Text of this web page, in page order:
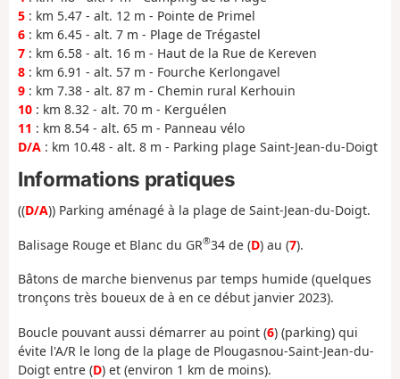
5 : km 5.47 - alt. 12 m - Pointe de Primel
6 : km 6.45 - alt. 7 m - Plage de Trégastel
7 : km 6.58 - alt. 16 m - Haut de la Rue de Kereven
8 : km 6.91 - alt. 57 m - Fourche Kerlongavel
9 : km 7.38 - alt. 87 m - Chemin rural Kerhouin
10 : km 8.32 - alt. 70 m - Kerguélen
11 : km 8.54 - alt. 65 m - Panneau vélo
D/A : km 10.48 - alt. 8 m - Parking plage Saint-Jean-du-Doigt
Informations pratiques
((D/A)) Parking aménagé à la plage de Saint-Jean-du-Doigt.
Balisage Rouge et Blanc du GR®34 de (D) au (7).
Bâtons de marche bienvenus par temps humide (quelques
tronçons très boueux de à en ce début janvier 2023).
Boucle pouvant aussi démarrer au point (6) (parking) qui
évite l'A/R le long de la plage de Plougasnou-Saint-Jean-du-
Doigt entre (D) et (environ 1 km de moins).